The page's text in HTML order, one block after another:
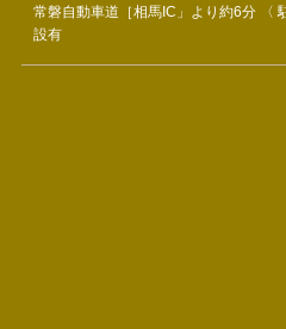
常磐自動車道［相馬IC」より約6分 〈
設有